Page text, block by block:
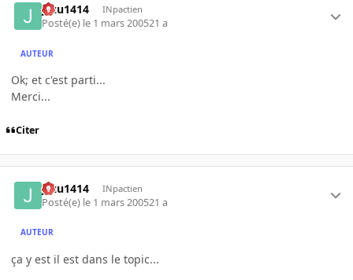
jazu1414 INpactien
Posté(e) le 1 mars 200521 a
AUTEUR
Ok; et c'est parti...
Merci...
Citer
jazu1414 INpactien
Posté(e) le 1 mars 200521 a
AUTEUR
ça y est il est dans le topic...